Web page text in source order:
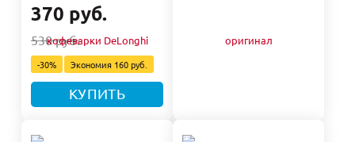
370 руб.
530 руб.
-30% Экономия 160 руб.
КУПИТЬ